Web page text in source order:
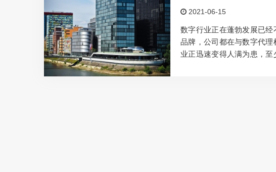
2021-06-15
数字行业正在蓬勃发展已
品牌，公司都在与数字代
业正迅速变得人满为患，